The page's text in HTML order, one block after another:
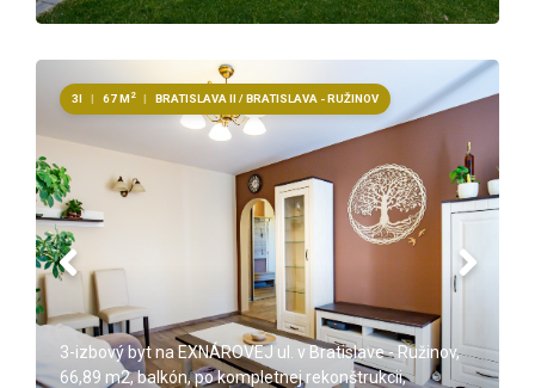
3-izbový byt na EXNÁROVEJ ul. v Bratislave - Ružinov,
66,89 m2, balkón, po kompletnej rekonštrukcii,
3I | 67 M 2 | BRATISLAVA II / BRATISLAVA - RUŽINOV